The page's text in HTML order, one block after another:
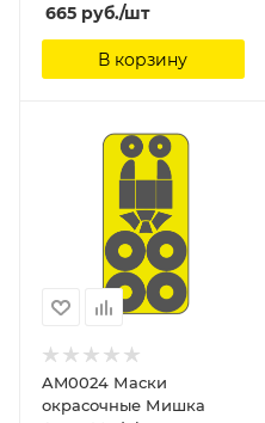
665 руб./шт
В корзину
AM0024 Маски
окрасочные Мишка